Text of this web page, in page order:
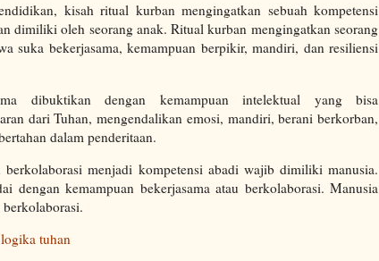
kisah ritual kurban mengingatkan sebuah kompetensi
dimiliki oleh seorang anak. Ritual kurban mengingatkan seorang
suka bekerjasama, kemampuan berpikir, mandiri, dan resiliensi
dibuktikan dengan kemampuan intelektual yang bisa
dari Tuhan, mengendalikan emosi, mandiri, berani berkorban,
dalam penderitaan.
berkolaborasi menjadi kompetensi abadi wajib dimiliki manusia.
dengan kemampuan bekerjasama atau berkolaborasi. Manusia
tuhan